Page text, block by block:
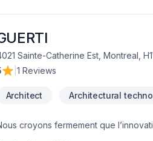
Sainte-Catherine Est, Montreal,
1 Reviews
Architect Architectural
croyons fermement que